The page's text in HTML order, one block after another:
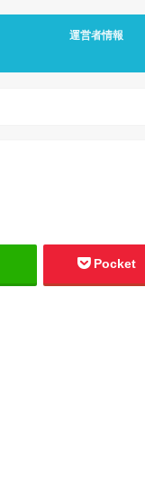
運営者情報
Pocket